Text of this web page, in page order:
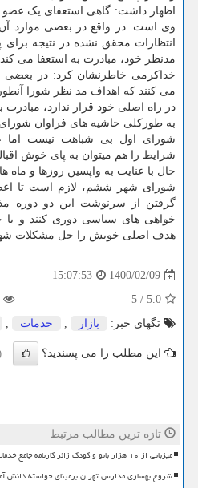
اظهار داشت: گاهی استعفای یک
وی است. در واقع در بعضی موارد آن
انتظارات محقق نشده در نتیجه
مدنظر خود، مبادرت به استعفا می کند.
خداکرمی خاطرنشان کرد: در بعضی
می کنند که اهداف مد نظر شورا
در راه اصلی خود قرار ندارد، مبادرت
به طورکلی حاشیه های فراوان شورای
شورای اول بی شباهت نیست اما
شرایط را هم میتوان به پای خوش
حال با عنایت به واپسین روزها و ماه
شورای شهر ششم، لازم است تا
گرفتن از سرنوشت این دو دوره
خواهی های سیاسی دوری کنند و
هدف اصلی خویش را حل مشکلات
1400/02/09
15:07:53
5.0
/
5
تگهای خبر:
بازار , خدمات ,
این مطلب را می پسندید؟ (1)
تازه ترین مطالب مرتبط
میزبانی از ۱۰ هزار بانو و کودک زائر کارنامه جامع خدمات قرارگاه زینبیه
شروع بهسازی مدارس تهران برمبنای خواسته دانش